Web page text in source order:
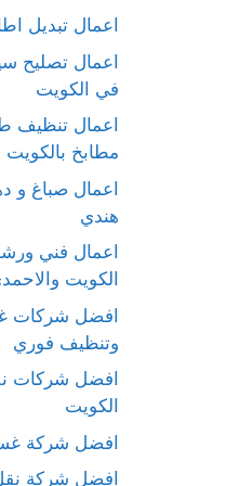
اعمال تبديل
اعمال تصليح
في الكويت
اعمال تنظيف
مطابخ بالكويت
اعمال صباغ و
هندي
اعمال فني
الكويت
افضل شركات
وتنظيف فوري
افضل شركات
الكويت
افضل شركة
افضل شركة